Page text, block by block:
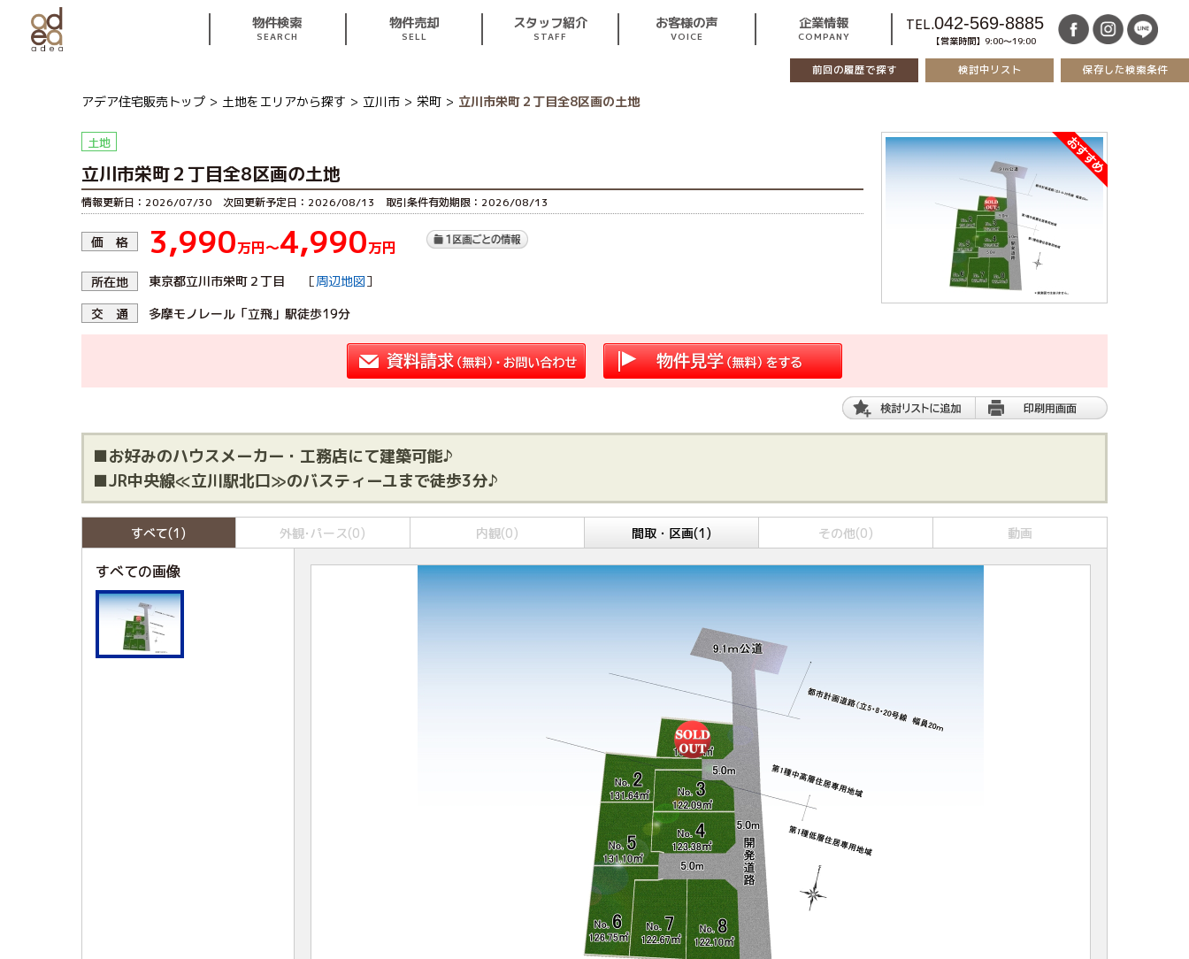
物件検索
SEARCH
物件売却
SELL
スタッフ紹介
STAFF
お客様の声
VOICE
企業情報
COMPANY
TEL.042-569-8885
【営業時間】9:00～19:00
前回の履歴で探す 検討中リスト 保存した検索条件
アデア住宅販売トップ 土地をエリアから探す 立川市 栄町 立川市栄町２丁目全8区画の土地
土地
立川市栄町２丁目全8区画の土地
情報更新日：2026/07/30 次回更新予定日：2026/08/13 取引条件有効期限：2026/08/13
価 格 3,990万円〜4,990万円
所在地 東京都立川市栄町２丁目 ［周辺地図］
交 通 多摩モノレール「立飛」駅徒歩19分
■お好みのハウスメーカー・工務店にて建築可能♪
■JR中央線≪立川駅北口≫のバスティーユまで徒歩3分♪
すべて(1) 外観･パース(0) 内観(0) 間取・区画(1) その他(0) 動画
すべての画像